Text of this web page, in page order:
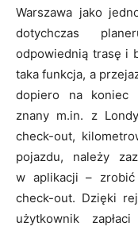
Warszawa jako
dotychczas
odpowiednią trasę i
taka funkcja, a
dopiero na koniec
znany m.in. z
check-out,
pojazdu, należy
w aplikacji – zrobić
check-out. Dzięki
użytkownik